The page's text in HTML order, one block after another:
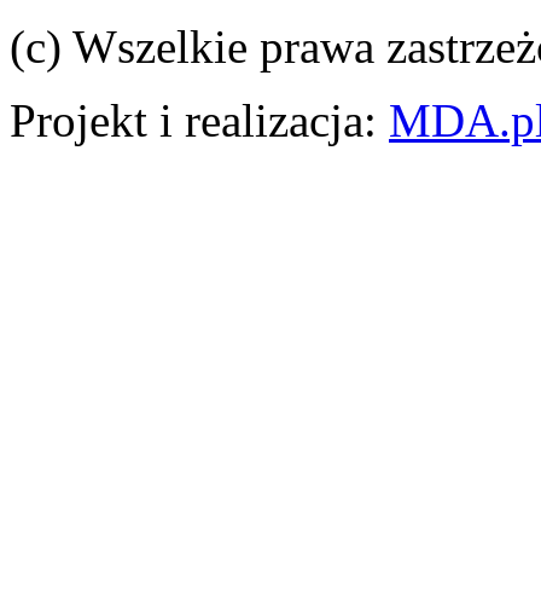
(c) Wszelkie prawa
Projekt i realizacja: